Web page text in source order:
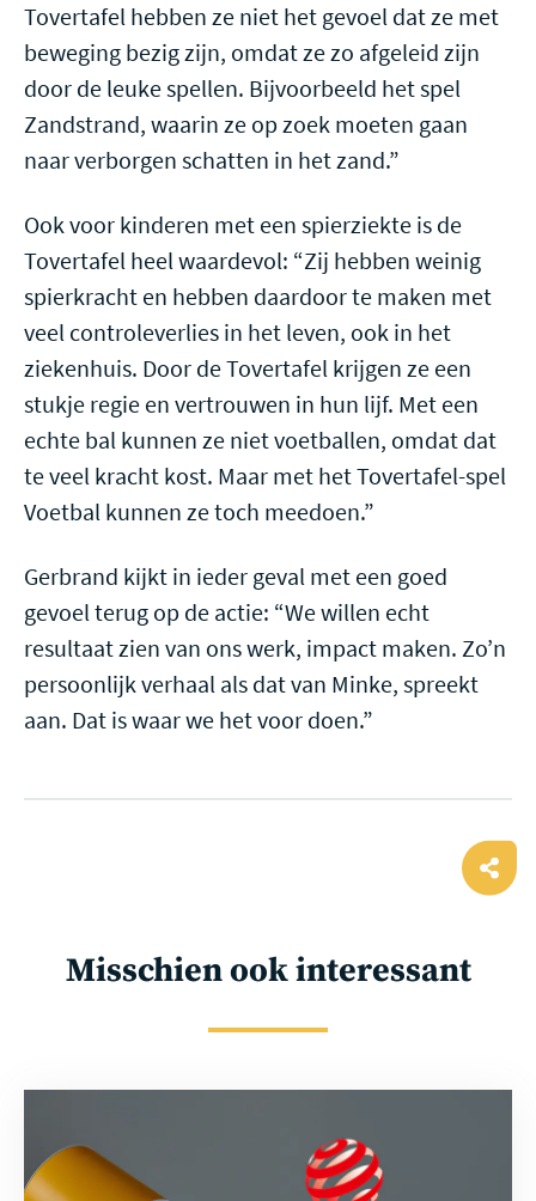
Tovertafel hebben ze niet het gevoel dat ze met
beweging bezig zijn, omdat ze zo afgeleid zijn
door de leuke spellen. Bijvoorbeeld het spel
Zandstrand, waarin ze op zoek moeten gaan
naar verborgen schatten in het zand.”
Ook voor kinderen met een spierziekte is de
Tovertafel heel waardevol: “Zij hebben weinig
spierkracht en hebben daardoor te maken met
veel controleverlies in het leven, ook in het
ziekenhuis. Door de Tovertafel krijgen ze een
stukje regie en vertrouwen in hun lijf. Met een
echte bal kunnen ze niet voetballen, omdat dat
te veel kracht kost. Maar met het Tovertafel-spel
Voetbal kunnen ze toch meedoen.”
Gerbrand kijkt in ieder geval met een goed
gevoel terug op de actie: “We willen echt
resultaat zien van ons werk, impact maken. Zo’n
persoonlijk verhaal als dat van Minke, spreekt
aan. Dat is waar we het voor doen.”
Misschien ook interessant
meer